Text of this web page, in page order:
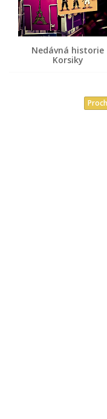
Nedávná historie
Korsiky